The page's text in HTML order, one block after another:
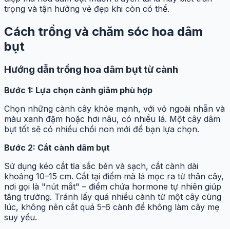
trọng và tận hưởng vẻ đẹp khi còn có thể.
Cách trồng và chăm sóc hoa dâm
bụt
Hướng dẫn trồng hoa dâm bụt từ cành
Bước 1: Lựa chọn cành giâm phù hợp
Chọn những cành cây khỏe mạnh, với vỏ ngoài nhẵn và
màu xanh đậm hoặc hơi nâu, có nhiều lá. Một cây dâm
bụt tốt sẽ có nhiều chồi non mới để bạn lựa chọn.
Bước 2: Cắt cành dâm bụt
Sử dụng kéo cắt tỉa sắc bén và sạch, cắt cành dài
khoảng 10–15 cm. Cắt tại điểm mà lá mọc ra từ thân cây,
nơi gọi là "nút mắt" – điểm chứa hormone tự nhiên giúp
tăng trưởng. Tránh lấy quá nhiều cành từ một cây cùng
lúc, không nên cắt quá 5-6 cành để không làm cây mẹ
suy yếu.